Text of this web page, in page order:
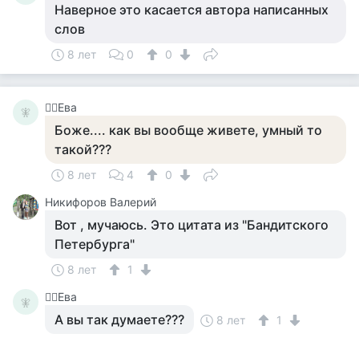
Наверное это касается автора написанных
слов
8 лет 0 0
🧚‍ 🧚‍♀️Ева
Боже.... как вы вообще живете, умный то
такой???
8 лет 4
0
Никифоров Валерий
Вот , мучаюсь. Это цитата из "Бандитского
Петербурга"
8 лет 1
🧚‍ 🧚‍♀️Ева
А вы так думаете??? 8 лет 1